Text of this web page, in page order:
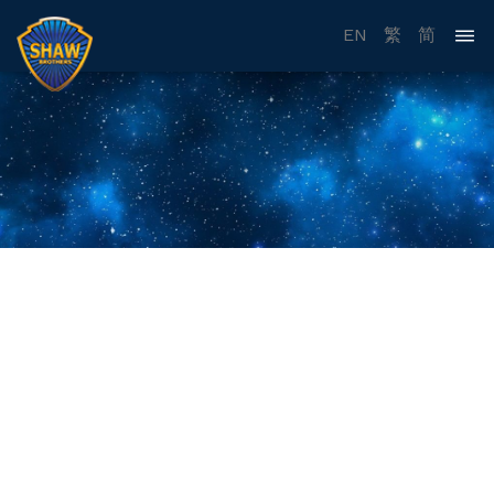
EN 繁 简